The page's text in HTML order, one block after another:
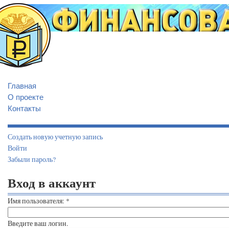
Главная
О проекте
Контакты
Создать новую учетную запись
Войти
Забыли пароль?
Вход в аккаунт
Имя пользователя: *
Введите ваш логин.